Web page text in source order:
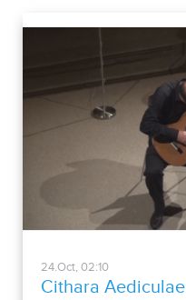
24.Oct, 02:10
Cithara Aediculae